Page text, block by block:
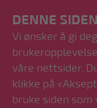
DENNE
Vi ønsker å gi
våre nettsider.
klikke på
bruke siden som